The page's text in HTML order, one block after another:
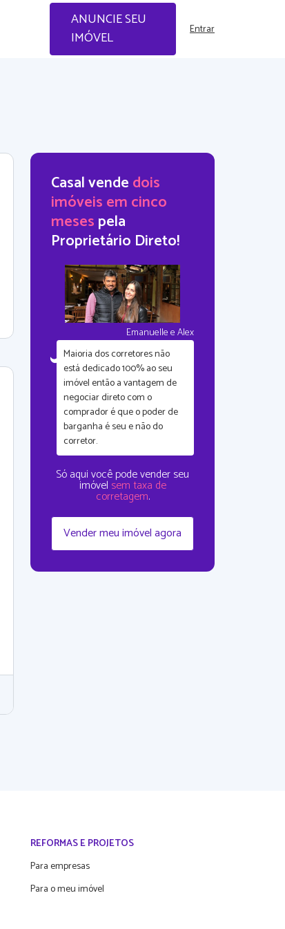
ANUNCIE SEU
IMÓVEL
Entrar
Casal vendedois
imóveis em cinco
mesespela
Proprietário Direto!
Emanuelle e Alex
Maioria dos corretores não
está dedicado 100% ao seu
imóvel então a vantagem de
negociar direto com o
comprador é queo poder de
barganha é seue não do
corretor.
Só aqui você pode vender seu
imóvel sem taxa de
corretagem.
Vender meu imóvel agora
REFORMAS E PROJETOS
Para empresas
Para o meu imóvel